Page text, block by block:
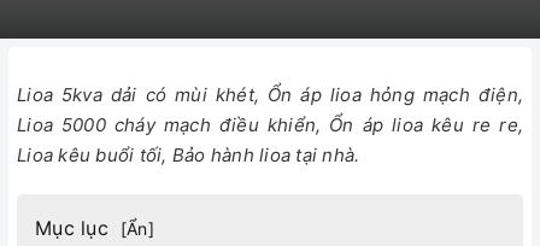
Lioa 5kva dải có mùi khét, Ổn áp lioa hỏng mạch điện,
Lioa 5000 cháy mạch điều khiển, Ổn áp lioa kêu re re,
Lioa kêu buổi tối, Bảo hành lioa tại nhà.
Mục lục [Ẩn]